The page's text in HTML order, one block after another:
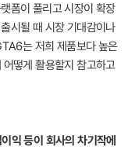
폼이 풀리고 시장이 확장
시될 때 시장 기대감이나
는 저희 제품보다 높은
떻게 활용할지 참고하고
익 등이 회사의 차기작에